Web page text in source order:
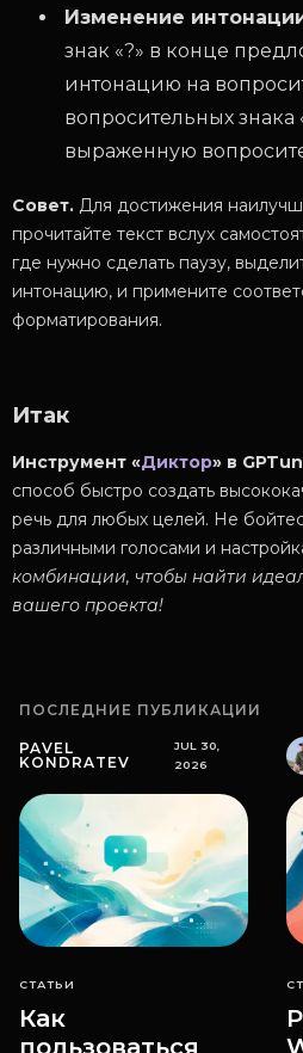
Изменение
знак «?» в конце
интонацию на
вопросительных знака
выраженную
Совет. Для достижения
прочитайте текст вслух
где нужно сделать паузу,
интонацию, и примените
форматирования.
Итак
Инструмент «Диктор» в
способ быстро создать
речь для любых целей. Не
различными голосами и
комбинации, чтобы найти
вашего проекта!
ПОСЛЕДНИЕ ПУБЛИКАЦИИ
PAVEL
KONDRATEV
JUL 30,
2026
СТАТЬИ
Как
пользоваться